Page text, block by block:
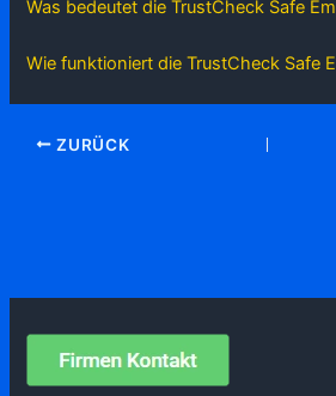
Was bedeutet die TrustCheck Safe
Wie funktioniert die TrustCheck Safe
ZURÜCK